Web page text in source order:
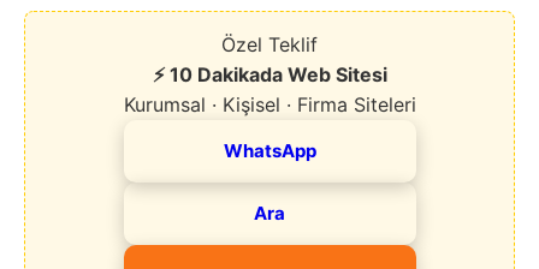
Özel Teklif
⚡ 10 Dakikada Web Sitesi
Kurumsal · Kişisel · Firma Siteleri
WhatsApp
Ara